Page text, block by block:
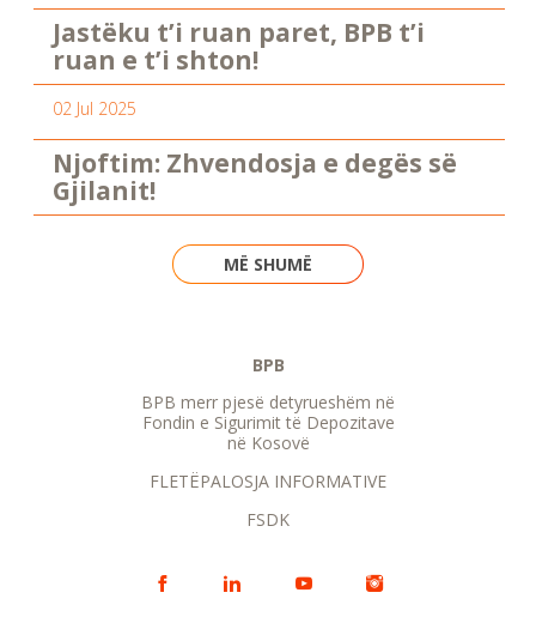
Jastëku t’i ruan paret, BPB t’i
ruan e t’i shton!
02 Jul 2025
Njoftim: Zhvendosja e degës së
Gjilanit!
MË SHUMË
BPB
BPB merr pjesë detyrueshëm në
Fondin e Sigurimit të Depozitave
në Kosovë
FLETËPALOSJA INFORMATIVE
FSDK